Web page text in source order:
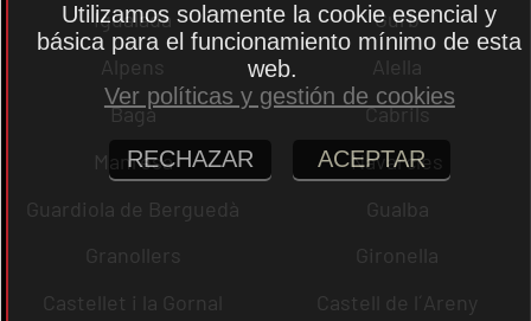
Igualada
Gurb
Alpens
Alella
Bagà
Cabrils
Manresa
Navarcles
Guardiola de Berguedà
Gualba
Granollers
Gironella
Castellet i la Gornal
Castell de l´Areny
Utilizamos solamente la cookie esencial y
básica para el funcionamiento mínimo de esta
web.
Ver políticas y gestión de cookies
RECHAZAR ACEPTAR